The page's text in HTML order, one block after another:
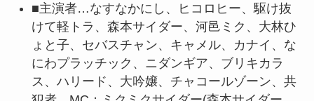
■主演者…なすなかにし、ヒコロヒー、駆け抜
けて軽トラ、森本サイダー、河邑ミク、大林ひ
ょと子、セバスチャン、キャメル、カナイ、な
にわプラッチック、ニダンギア、ブリキカラ
ス、ハリード、大吟嬢、チャコールゾーン、共